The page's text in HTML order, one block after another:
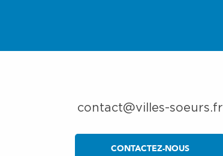
contact@villes-soeurs.fr
CONTACTEZ-NOUS